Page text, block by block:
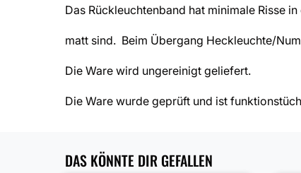
Das Rückleuchtenband hat minimale Risse
matt sind. Beim Übergang Heckleuchte/
Die Ware wird ungereinigt geliefert.
Die Ware wurde geprüft und ist
DAS KÖNNTE DIR GEFALLEN